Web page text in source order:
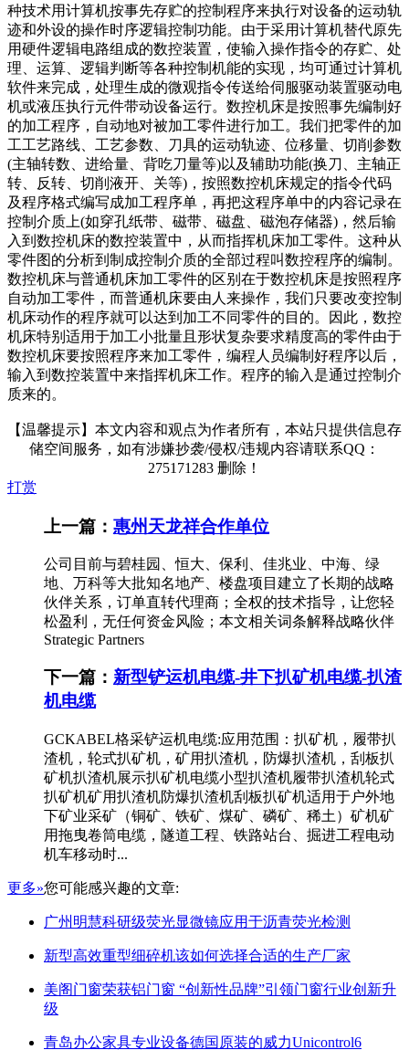
种技术用计算机按事先存贮的控制程序来执行对设备的运动轨
迹和外设的操作时序逻辑控制功能。由于采用计算机替代原先
用硬件逻辑电路组成的数控装置，使输入操作指令的存贮、处
理、运算、逻辑判断等各种控制机能的实现，均可通过计算机
软件来完成，处理生成的微观指令传送给伺服驱动装置驱动电
机或液压执行元件带动设备运行。数控机床是按照事先编制好
的加工程序，自动地对被加工零件进行加工。我们把零件的加
工工艺路线、工艺参数、刀具的运动轨迹、位移量、切削参数
(主轴转数、进给量、背吃刀量等)以及辅助功能(换刀、主轴正
转、反转、切削液开、关等)，按照数控机床规定的指令代码
及程序格式编写成加工程序单，再把这程序单中的内容记录在
控制介质上(如穿孔纸带、磁带、磁盘、磁泡存储器)，然后输
入到数控机床的数控装置中，从而指挥机床加工零件。这种从
零件图的分析到制成控制介质的全部过程叫数控程序的编制。
数控机床与普通机床加工零件的区别在于数控机床是按照程序
自动加工零件，而普通机床要由人来操作，我们只要改变控制
机床动作的程序就可以达到加工不同零件的目的。因此，数控
机床特别适用于加工小批量且形状复杂要求精度高的零件由于
数控机床要按照程序来加工零件，编程人员编制好程序以后，
输入到数控装置中来指挥机床工作。程序的输入是通过控制介
质来的。
【温馨提示】本文内容和观点为作者所有，本站只提供信息存
储空间服务，如有涉嫌抄袭/侵权/违规内容请联系QQ：
275171283 删除！
打赏
上一篇： 惠州天龙祥合作单位
公司目前与碧桂园、恒大、保利、佳兆业、中海、绿
地、万科等大批知名地产、楼盘项目建立了长期的战略
伙伴关系，订单直转代理商；全权的技术指导，让您轻
松盈利，无任何资金风险；本文相关词条解释战略伙伴
Strategic Partners
下一篇： 新型铲运机电缆-井下扒矿机电缆-扒渣
机电缆
GCKABEL格采铲运机电缆:应用范围：扒矿机，履带扒
渣机，轮式扒矿机，矿用扒渣机，防爆扒渣机，刮板扒
矿机扒渣机展示扒矿机电缆小型扒渣机履带扒渣机轮式
扒矿机矿用扒渣机防爆扒渣机刮板扒矿机适用于户外地
下矿业采矿（铜矿、铁矿、煤矿、磷矿、稀土）矿机矿
用拖曳卷筒电缆，隧道工程、铁路站台、掘进工程电动
机车移动时...
更多»您可能感兴趣的文章:
广州明慧科研级荧光显微镜应用于沥青荧光检测
新型高效重型细碎机该如何选择合适的生产厂家
美阁门窗荣获铝门窗 “创新性品牌”引领门窗行业创新升
级
青岛办公家具专业设备德国原装的威力Unicontrol6